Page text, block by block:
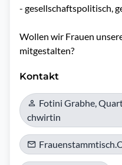
- gesellschaftspolitisch,
Wollen wir Frauen
mitgestalten?
Kontakt
Fotini Grabhe,
chwirtin